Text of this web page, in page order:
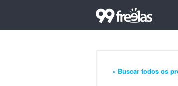
« Buscar todos os